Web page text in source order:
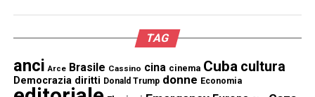
TAG
anci Arce Brasile Cassino cina cinema Cuba cultura
Democrazia diritti Donald Trump donne Economia